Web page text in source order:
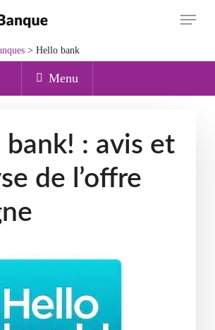
Menu
> Hello bank
Menu
bank! : avis et
de l’offre